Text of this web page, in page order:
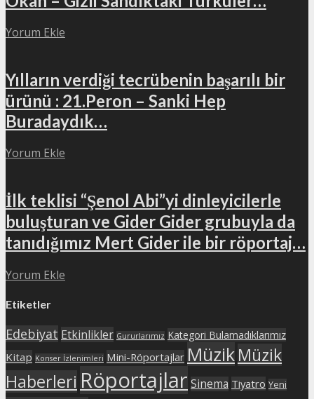
Yorum Ekle
Yılların verdiği tecrübenin başarılı bir
ürünü : 21.Peron – Sanki Hep
Buradaydık…
Yorum Ekle
İlk teklisi “Şenol Abi”yi dinleyicilerle
buluşturan ve Gider Gider grubuyla da
tanıdığımız Mert Gider ile bir röportaj…
Yorum Ekle
Etiketler
Edebiyat Etkinlikler Gururlarımız Kategori Bulamadıklarımız
Kitap Konser İzlenimleri Mini-Röportajlar MüzikMüzik
Haberleri Röportajlar Sinema Tiyatro Yeni